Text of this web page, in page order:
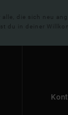
die sich neu
du in deiner